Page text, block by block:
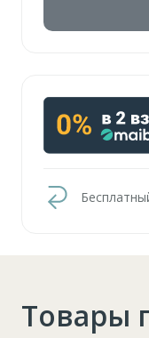
Товары